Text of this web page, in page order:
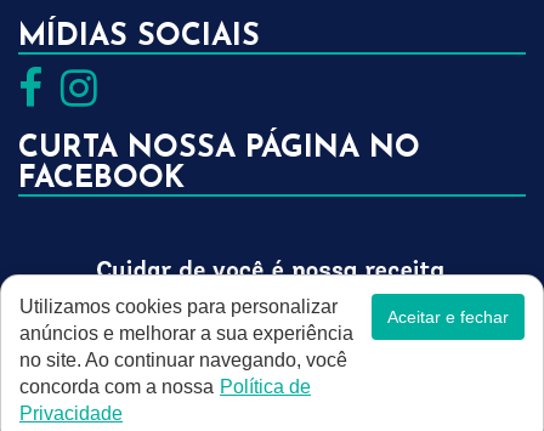
MÍDIAS SOCIAIS
CURTA NOSSA PÁGINA NO
FACEBOOK
Drogalar © Todos os direitos reservados
Criação de Sites: GV8 Sites & Sistemas
Utilizamos cookies para personalizar
anúncios e melhorar a sua experiência
no site. Ao continuar navegando, você
concorda com a nossa Política de
Privacidade
Aceitar e fechar